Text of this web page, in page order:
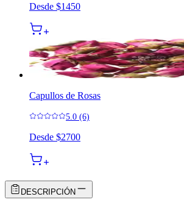
Desde $1450
Capullos de Rosas
5.0 (6)
Desde $2700
DESCRIPCIÓN